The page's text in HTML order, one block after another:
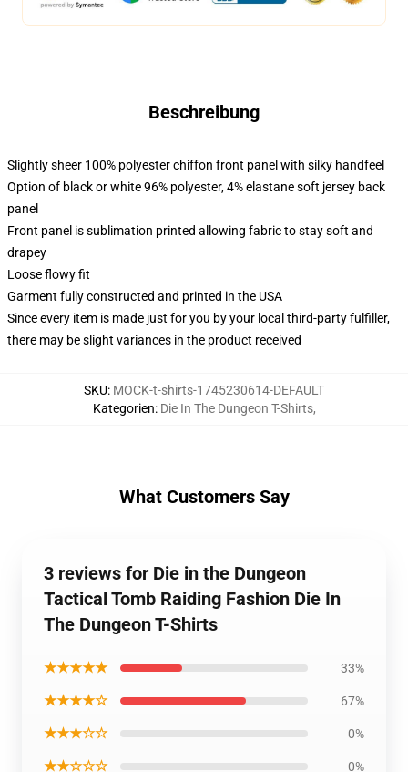
Beschreibung
Slightly sheer 100% polyester chiffon front panel with silky handfeel
Option of black or white 96% polyester, 4% elastane soft jersey back
panel
Front panel is sublimation printed allowing fabric to stay soft and
drapey
Loose flowy fit
Garment fully constructed and printed in the USA
Since every item is made just for you by your local third-party fulfiller,
there may be slight variances in the product received
SKU: MOCK-t-shirts-1745230614-DEFAULT
Kategorien: Die In The Dungeon T-Shirts,
What Customers Say
3 reviews for Die in the Dungeon
Tactical Tomb Raiding Fashion Die In
The Dungeon T-Shirts
★★★★★ 33%
★★★★☆ 67%
★★★☆☆ 0%
★★☆☆☆ 0%